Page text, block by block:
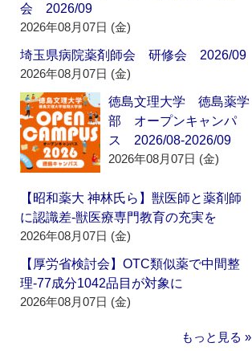
会 2026/09
2026年08月07日 (金)
埼玉県病院薬剤師会 研修会 2026/09
2026年08月07日 (金)
徳島文理大学 徳島薬学
部 オープンキャンパ
ス 2026/08-2026/09
2026年08月07日 (金)
【昭和薬大 神林氏ら】獣医師と薬剤師
に認識差‐獣医療専門教育の充実を
2026年08月07日 (金)
【厚労省検討会】OTC類似薬で中間整
理‐77成分1042品目が対象に
2026年08月07日 (金)
もっと見る »